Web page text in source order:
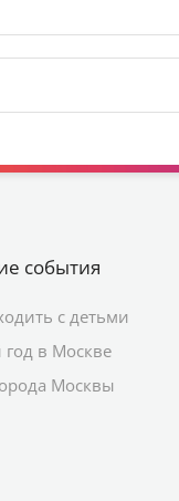
события
с детьми
в Москве
Москвы